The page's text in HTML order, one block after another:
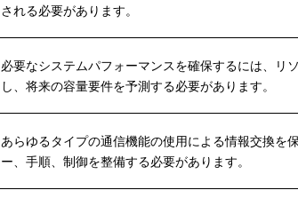
される必要があります。
必要なシステムパフォーマンスを確保するには、リ
し、将来の容量要件を予測する必要があります。
あらゆるタイプの通信機能の使用による情報交換を
ー、手順、制御を整備する必要があります。